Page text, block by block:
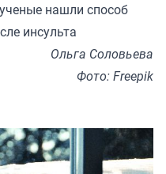
нашли способ
инсульта
Ольга Соловьева
Фото: Freepik